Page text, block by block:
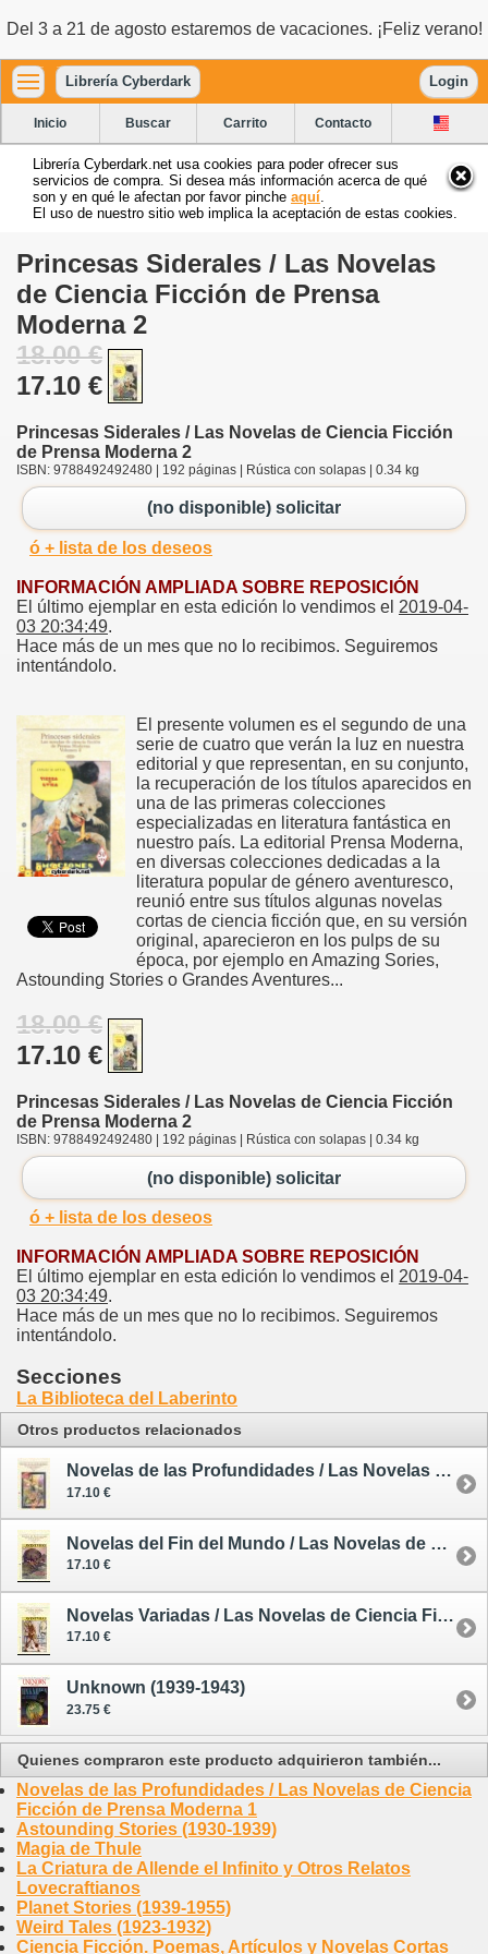
Del 3 a 21 de agosto estaremos de vacaciones. ¡Feliz verano!
Librería Cyberdark Login
Inicio Buscar Carrito Contacto
Librería Cyberdark.net usa cookies para poder ofrecer sus
servicios de compra. Si desea más información acerca de qué
son y en qué le afectan por favor pinche aquí
El uso de nuestro sitio web implica la aceptación de estas cookies.
Princesas Siderales / Las Novelas
de Ciencia Ficción de Prensa
Moderna 2
18.00 €
17.10 €
Princesas Siderales / Las Novelas de Ciencia Ficción
de Prensa Moderna 2
ISBN: 9788492492480 | 192 páginas | Rústica con solapas | 0.34 kg
(no disponible) solicitar
ó + lista de los deseos
INFORMACIÓN AMPLIADA SOBRE REPOSICIÓN
El último ejemplar en esta edición lo vendimos el 2019-04-
03 20:34:49.
Hace más de un mes que no lo recibimos. Seguiremos
intentándolo.
El presente volumen es el segundo de una
serie de cuatro que verán la luz en nuestra
editorial y que representan, en su conjunto,
la recuperación de los títulos aparecidos en
una de las primeras colecciones
especializadas en literatura fantástica en
nuestro país. La editorial Prensa Moderna,
en diversas colecciones dedicadas a la
literatura popular de género aventuresco,
reunió entre sus títulos algunas novelas
cortas de ciencia ficción que, en su versión
original, aparecieron en los pulps de su
época, por ejemplo en Amazing Sories,
Astounding Stories o Grandes Aventures...
18.00 €
17.10 €
Princesas Siderales / Las Novelas de Ciencia Ficción
de Prensa Moderna 2
ISBN: 9788492492480 | 192 páginas | Rústica con solapas | 0.34 kg
(no disponible) solicitar
ó + lista de los deseos
INFORMACIÓN AMPLIADA SOBRE REPOSICIÓN
El último ejemplar en esta edición lo vendimos el 2019-04-
03 20:34:49.
Hace más de un mes que no lo recibimos. Seguiremos
intentándolo.
Secciones
La Biblioteca del Laberinto
Otros productos relacionados
Novelas de las Profundidades / Las Novelas de Ciencia Ficción de Prensa Moderna 1
17.10 €
Novelas del Fin del Mundo / Las Novelas de Ciencia Ficción de Prensa Moderna 3
17.10 €
Novelas Variadas / Las Novelas de Ciencia Ficción de Prensa Moderna 4
17.10 €
Unknown (1939-1943)
23.75 €
Quienes compraron este producto adquirieron también...
Novelas de las Profundidades / Las Novelas de Ciencia
Ficción de Prensa Moderna 1
Astounding Stories (1930-1939)
Magia de Thule
La Criatura de Allende el Infinito y Otros Relatos
Lovecraftianos
Planet Stories (1939-1955)
Weird Tales (1923-1932)
Ciencia Ficción. Poemas, Artículos y Novelas Cortas